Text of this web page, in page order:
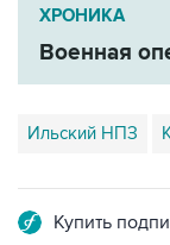
ХРОНИКА
Военная
Ильский НПЗ
Купить